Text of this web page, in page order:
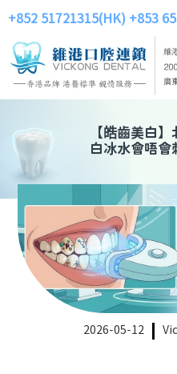
+852 51721315(HK) +853
【皓齒美白】
白冰水會唔會
2026-05-12